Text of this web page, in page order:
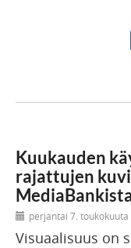
Kuukauden
rajattujen
perjantai 7. toukokuuta
Visuaalisuus on